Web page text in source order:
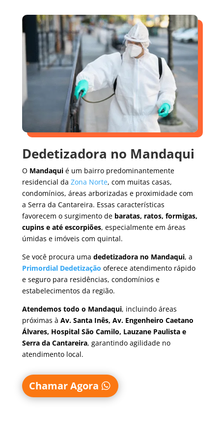
Dedetizadora no Mandaqui
O Mandaquié um bairro predominantemente
residencial da Zona Norte, com muitas casas,
condomínios, áreas arborizadas e proximidade com
a Serra da Cantareira. Essas características
favorecem o surgimento de baratas, ratos, formigas,
cupins e até escorpiões, especialmente em áreas
úmidas e imóveis com quintal.
Se você procura uma dedetizadora no Mandaqui, a
Primordial Dedetização oferece atendimento rápido
e seguro para residências, condomínios e
estabelecimentos da região.
Atendemos todo o Mandaqui, incluindo áreas
próximas à Av. Santa Inês, Av. Engenheiro Caetano
Álvares, Hospital São Camilo, Lauzane Paulista e
Serra da Cantareira, garantindo agilidade no
atendimento local.
Chamar Agora